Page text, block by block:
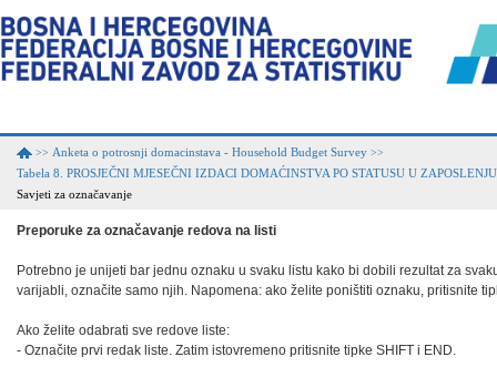
>> Anketa o potrosnji domacinstava - Household Budget Survey >>
Tabela 8. PROSJEČNI MJESEČNI IZDACI DOMAĆINSTVA PO STATUSU U
Savjeti za označavanje
Preporuke za označavanje redova na listi
Potrebno je unijeti bar jednu oznaku u svaku listu kako bi dobili rezultat za
varijabli, označite samo njih. Napomena: ako želite poništiti oznaku, pritisnite
Ako želite odabrati sve redove liste:
- Označite prvi redak liste. Zatim istovremeno pritisnite tipke SHIFT i END.